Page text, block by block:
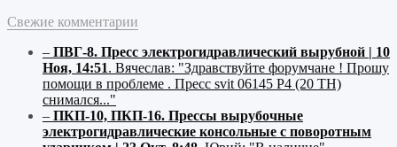
Свежие комментарии
– ПВГ-8. Пресс электрогидравлический вырубной | 10
Ноя, 14:51. Вячеслав: "Здравствуйте форумчане ! Прошу
помощи в проблеме . Пресс svit 06145 P4 (20 ТН)
снимался..."
– ПКП-10, ПКП-16. Прессы вырубочные
электрогидравлические консольные с поворотным